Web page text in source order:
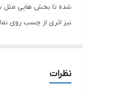
شده تا بخش هایی مثل
نیز اثری از چسب روی
نظرات